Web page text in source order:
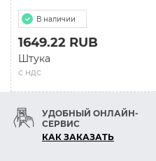
В наличии
с ндс
1649.22 RUB
Штука
УДОБНЫЙ ОНЛАЙН-
СЕРВИС
КАК ЗАКАЗАТЬ